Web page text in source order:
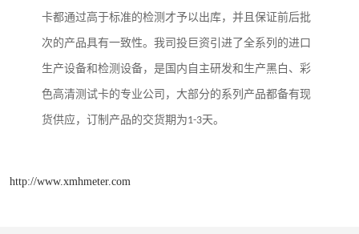
卡都通过高于标准的检测才予以出库，并且保证前后批
次的产品具有一致性。 我司 投巨资引进了全系列的进口
生产设备和检测设备，是国内自主研发和生产黑白、彩
色高清测试卡的专业公司，大部分的系列产品都备有现
货供应，订制产品的交货期为1-3天。
http://www.xmhmeter.com